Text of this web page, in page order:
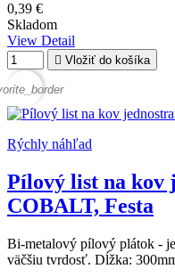
0,39 €
Skladom
View Detail
 Vložiť do košíka
Rýchly náhľad
Pílový list na kov
COBALT, Festa
Bi-metalový pílový plátok -
väčšiu tvrdosť. Dĺžka: